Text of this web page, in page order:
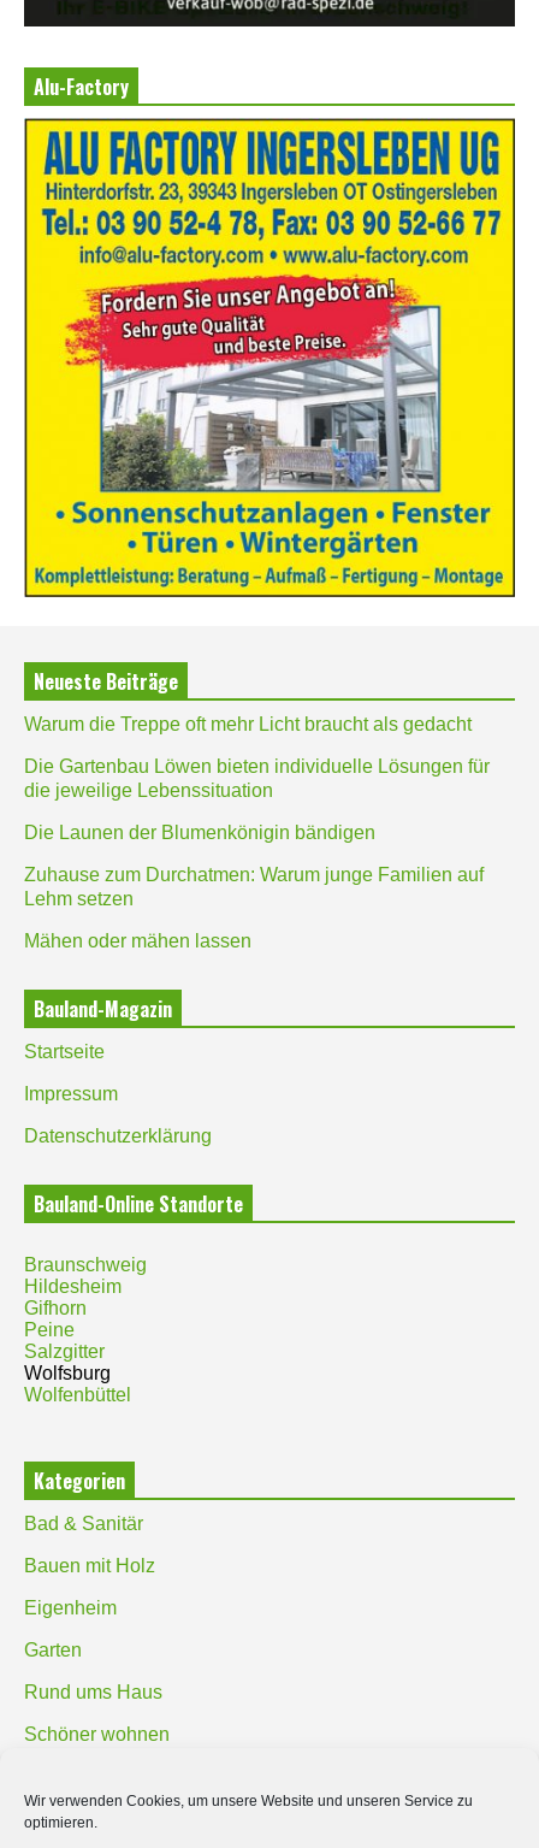
Wir verwenden Cookies, um unsere Website und unseren Service zu
optimieren.
Alu-Factory
Neueste Beiträge
Warum die Treppe oft mehr Licht braucht als gedacht
Die Gartenbau Löwen bieten individuelle Lösungen für
die jeweilige Lebenssituation
Die Launen der Blumenkönigin bändigen
Zuhause zum Durchatmen: Warum junge Familien auf
Lehm setzen
Mähen oder mähen lassen
Bauland-Magazin
Startseite
Impressum
Datenschutzerklärung
Bauland-Online Standorte
Braunschweig
Hildesheim
Gifhorn
Peine
Salzgitter
Wolfsburg
Wolfenbüttel
Kategorien
Bad & Sanitär
Bauen mit Holz
Eigenheim
Garten
Rund ums Haus
Schöner wohnen